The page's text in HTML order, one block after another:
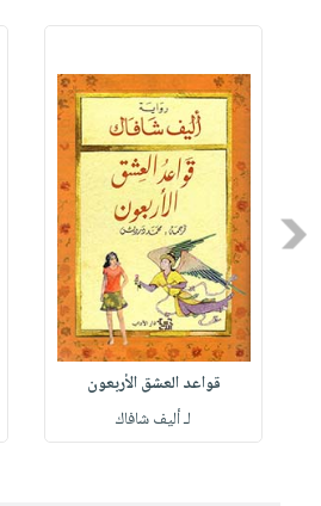
Previous
قواعد العشق الأربعون
لـ أليف شافاك